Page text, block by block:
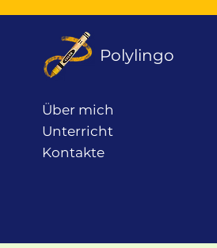
Polylingo
Über mich
Unterricht
Kontakte